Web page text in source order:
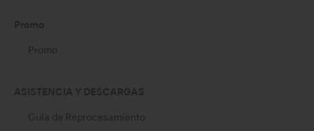
Promo
Promo
ASISTENCIA Y DESCARGAS
Guía de Reprocesamiento